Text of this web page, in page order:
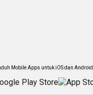
Mobile Apps untuk iOS dan Android